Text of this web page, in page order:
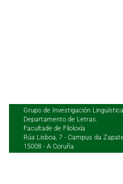
Grupo de Investigación
Departamento de Letras.
Facultade de Filoloxía
Rúa Lisboa, 7 - Campus da
15008 - A Coruña